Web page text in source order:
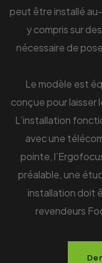
peut être installé
y compris sur
nécessaire de
Le modèle est
conçue pour laisser
L’installation
avec une
pointe,
préalable, une
installation doit
revendeurs